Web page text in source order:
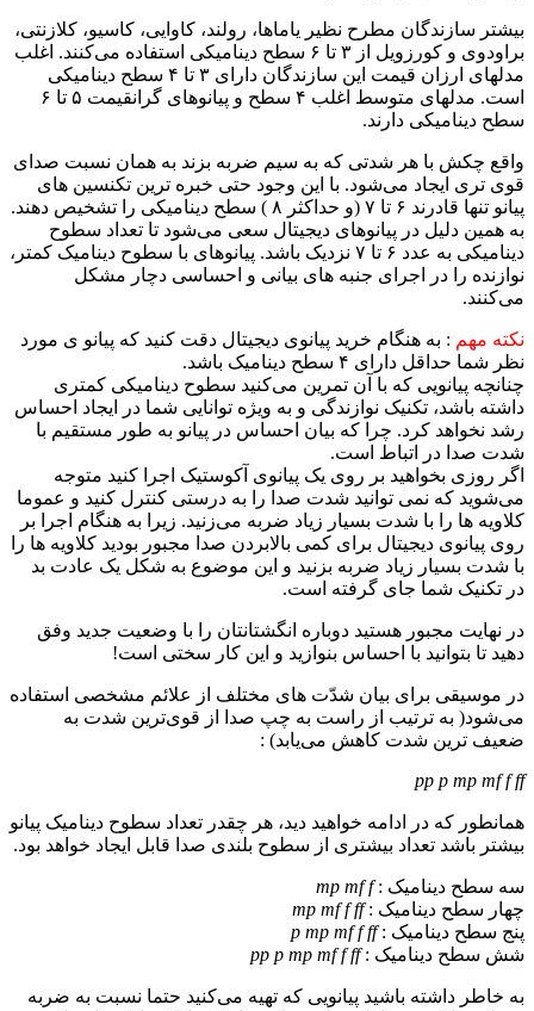
بیشتر سازندگان مطرح نظیر یاماها، رولند، کاوایی، کاسیو، کلازنتی،‌
براودوی و کورزویل از ۳ تا ۶ سطح دینامیکی استفاده می‌کنند. اغلب
مدلهای ارزان قیمت این سازندگان دارای ۳ تا ۴ سطح دینامیکی
است. مدلهای متوسط اغلب ۴ سطح و پیانوهای گرانقیمت ۵ تا ۶
سطح دینامیکی دارند.
واقع چکش با هر شدتی که به سیم ضربه بزند به همان نسبت صدای
قوی تری ایجاد می‌شود. با این وجود حتی خبره ترین تکنسین های
پیانو تنها قادرند ۶ تا ۷ (و حداکثر ۸ ) سطح دینامیکی را تشخیص دهند.
به همین دلیل در پیانوهای دیجیتال سعی می‌شود تا تعداد سطوح
دینامیکی به عدد ۶ تا ۷ نزدیک باشد. پیانوهای با سطوح دینامیک کمتر،
نوازنده را در اجرای جنبه های بیانی و احساسی دچار مشکل
می‌کنند.
نکته مهم :‌ به هنگام خرید پیانوی دیجیتال دقت کنید که پیانو ی مورد
نظر شما حداقل دارای ۴ سطح دینامیک باشد.
چنانچه پیانویی که با آن تمرین می‌کنید سطوح دینامیکی کمتری
داشته باشد، تکنیک نوازندگی و به ویژه توانایی شما در ایجاد احساس
رشد نخواهد کرد. چرا که بیان احساس در پیانو به طور مستقیم با
شدت صدا در اتباط است.
اگر روزی بخواهید بر روی یک پیانوی آکوستیک اجرا کنید متوجه
می‌شوید که نمی توانید شدت صدا را به درستی کنترل کنید و عموما
کلاویه ها را با شدت بسیار زیاد ضربه می‌زنید. زیرا به هنگام اجرا بر
روی پیانوی دیجیتال برای کمی بالابردن صدا مجبور بودید کلاویه ها را
با شدت بسیار زیاد ضربه بزنید و این موضوع به شکل یک عادت بد
در تکنیک شما جای گرفته است.
در نهایت مجبور هستید دوباره انگشتانتان را با وضعیت جدید وفق
دهید تا بتوانید با احساس بنوازید و این کار سختی است!
در موسیقی برای بیان شدّت های مختلف از علائم مشخصی استفاده
می‌شود( به ترتیب از راست به چپ صدا از قوی‌ترین شدت به
ضعیف ترین شدت کاهش می‌یابد) :
pp p mp mf f ff
همانطور که در ادامه خواهید دید، هر چقدر تعداد سطوح دینامیک پیانو
بیشتر باشد تعداد بیشتری از سطوح بلندی صدا قابل ایجاد خواهد بود.
سه سطح دینامیک :‌mp mf f
چهار سطح دینامیک :‌mp mf f ff
پنج سطح دینامیک :‌p mp mf f ff
شش سطح دینامیک :‌pp p mp mf f ff
به خاطر داشته باشید پیانویی که تهیه می‌کنید حتما نسبت به ضربه